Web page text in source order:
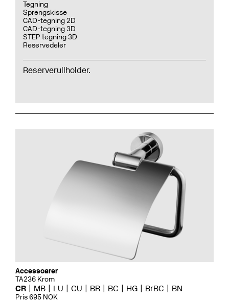
Tegning
Sprengskisse
CAD-tegning 2D
CAD-tegning 3D
STEP tegning 3D
Reservedeler
Reserverullholder.
Accessoarer
TA236 Krom
CR MB LU CU BR BC HG BrBC BN
Pris 695 NOK